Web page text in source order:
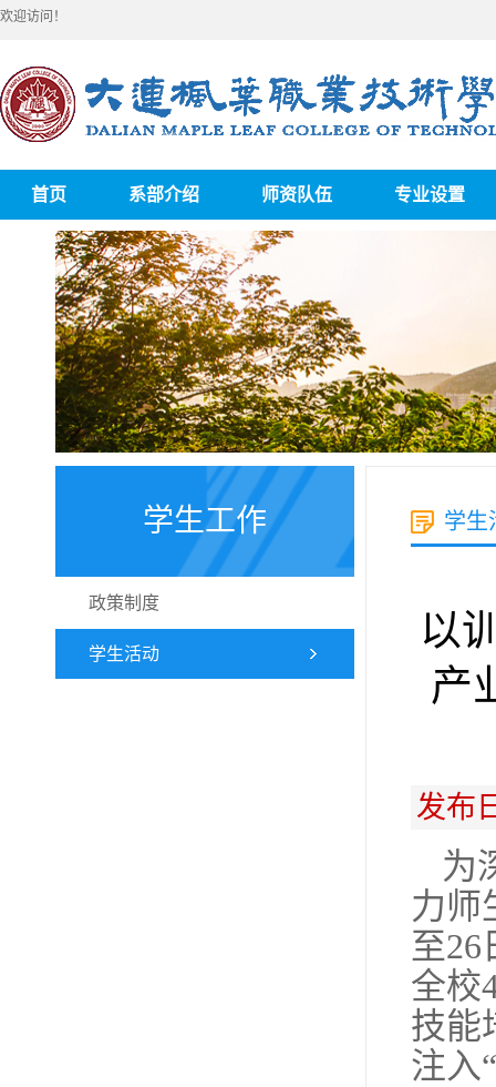
欢迎访问！
首页 系部介绍 师资队伍 专业设置
学生工作
政策制度
学生活动
学生
以
产
发布
为
力师
至26
全校
技能
注入